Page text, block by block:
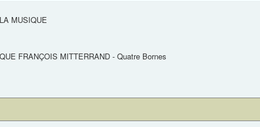
MUSIQUE
FRANÇOIS MITTERRAND - Quatre Bornes